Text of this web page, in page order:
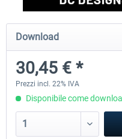
FlightSim Studio - E-Jets 170/
Download
30,45 € *
Prezzi incl. 22% IVA
Disponibile come